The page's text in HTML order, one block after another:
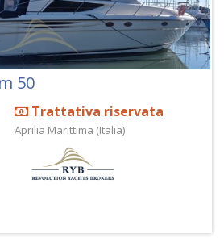
50
Trattativa riservata
Aprilia Marittima (Italia)